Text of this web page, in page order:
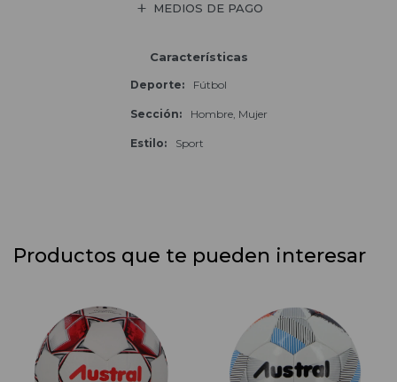
MEDIOS DE PAGO
Características
Deporte Fútbol
Sección Hombre, Mujer
Estilo Sport
Productos que te pueden interesar